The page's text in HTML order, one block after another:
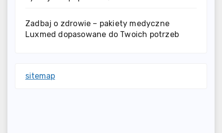
Zadbaj o zdrowie – pakiety medyczne
Luxmed dopasowane do Twoich potrzeb
sitemap